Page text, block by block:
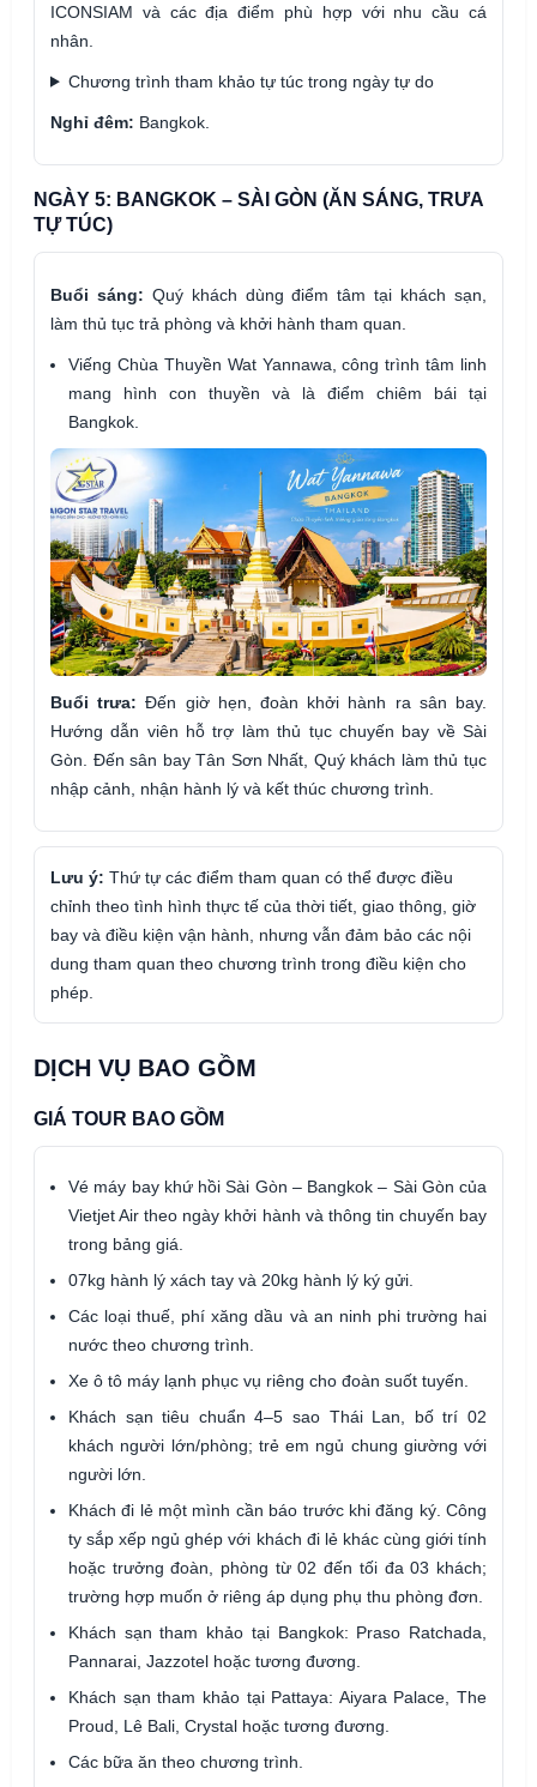
ICONSIAM và các địa điểm phù hợp với nhu cầu cá
nhân.
Chương trình tham khảo tự túc trong ngày tự do
Nghỉ đêm: Bangkok.
NGÀY 5: BANGKOK – SÀI GÒN (ĂN SÁNG, TRƯA
TỰ TÚC)
Buổi sáng: Quý khách dùng điểm tâm tại khách sạn,
làm thủ tục trả phòng và khởi hành tham quan.
Viếng Chùa Thuyền Wat Yannawa, công trình tâm linh
mang hình con thuyền và là điểm chiêm bái tại
Bangkok.
Buổi trưa: Đến giờ hẹn, đoàn khởi hành ra sân bay.
Hướng dẫn viên hỗ trợ làm thủ tục chuyến bay về Sài
Gòn. Đến sân bay Tân Sơn Nhất, Quý khách làm thủ tục
nhập cảnh, nhận hành lý và kết thúc chương trình.
Lưu ý: Thứ tự các điểm tham quan có thể được điều
chỉnh theo tình hình thực tế của thời tiết, giao thông, giờ
bay và điều kiện vận hành, nhưng vẫn đảm bảo các nội
dung tham quan theo chương trình trong điều kiện cho
phép.
DỊCH VỤ BAO GỒM
GIÁ TOUR BAO GỒM
Vé máy bay khứ hồi Sài Gòn – Bangkok – Sài Gòn của
Vietjet Air theo ngày khởi hành và thông tin chuyến bay
trong bảng giá.
07kg hành lý xách tay và 20kg hành lý ký gửi.
Các loại thuế, phí xăng dầu và an ninh phi trường hai
nước theo chương trình.
Xe ô tô máy lạnh phục vụ riêng cho đoàn suốt tuyến.
Khách sạn tiêu chuẩn 4–5 sao Thái Lan, bố trí 02
khách người lớn/phòng; trẻ em ngủ chung giường với
người lớn.
Khách đi lẻ một mình cần báo trước khi đăng ký. Công
ty sắp xếp ngủ ghép với khách đi lẻ khác cùng giới tính
hoặc trưởng đoàn, phòng từ 02 đến tối đa 03 khách;
trường hợp muốn ở riêng áp dụng phụ thu phòng đơn.
Khách sạn tham khảo tại Bangkok: Praso Ratchada,
Pannarai, Jazzotel hoặc tương đương.
Khách sạn tham khảo tại Pattaya: Aiyara Palace, The
Proud, Lê Bali, Crystal hoặc tương đương.
Các bữa ăn theo chương trình.